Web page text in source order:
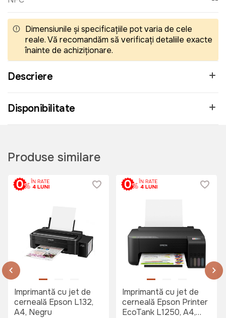
Dimensiunile și specificațiile pot varia de cele
reale. Vă recomandăm să verificați detaliile exacte
înainte de achiziționare.
Descriere
Disponibilitate
Produse similare
Imprimantă cu jet de
cerneală Epson L132,
A4, Negru
Imprimantă cu jet de
cerneală Epson Printer
EcoTank L1250, A4,